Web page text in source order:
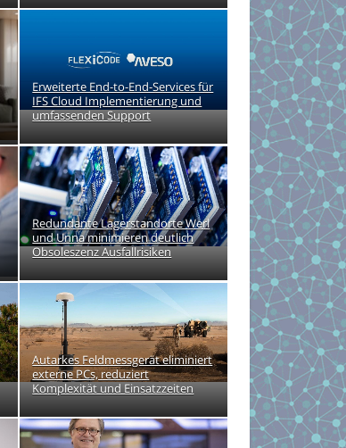
Erweiterte End-to-End-Services für
IFS Cloud Implementierung und
umfassenden Support
Redundante Lagerstandorte Werl
und Unna minimieren deutlich
Obsoleszenz Ausfallrisiken
Autarkes Feldmessgerät eliminiert
externe PCs, reduziert
Komplexität und Einsatzzeiten